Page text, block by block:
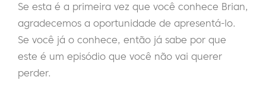
Se esta é a primeira vez que você conhece Brian,
agradecemos a oportunidade de apresentá-lo.
Se você já o conhece, então já sabe por que
este é um episódio que você não vai querer
perder.